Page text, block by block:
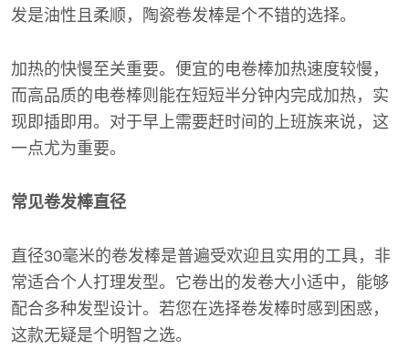
发是油性且柔顺，陶瓷卷发棒是个不错的选择。
加热的快慢至关重要。便宜的电卷棒加热速度较慢，
而高品质的电卷棒则能在短短半分钟内完成加热，实
现即插即用。对于早上需要赶时间的上班族来说，这
一点尤为重要。
常见卷发棒直径
直径30毫米的卷发棒是普遍受欢迎且实用的工具，非
常适合个人打理发型。它卷出的发卷大小适中，能够
配合多种发型设计。若您在选择卷发棒时感到困惑，
这款无疑是个明智之选。